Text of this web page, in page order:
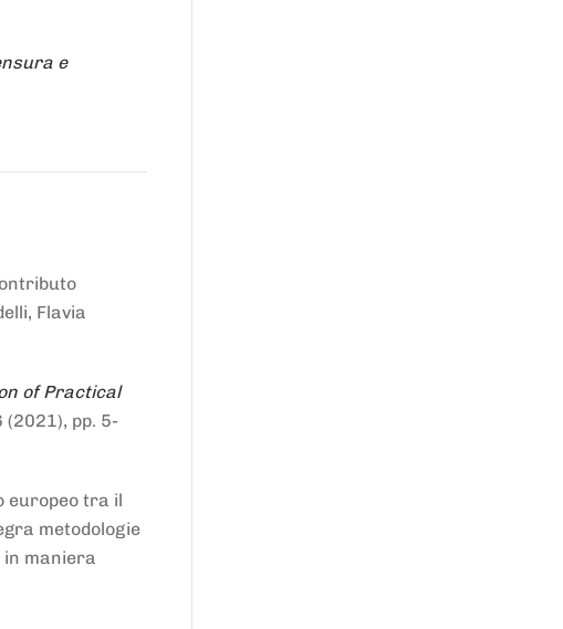
e
Flavia
of Practical
pp. 5-
europeo tra il
metodologie
maniera